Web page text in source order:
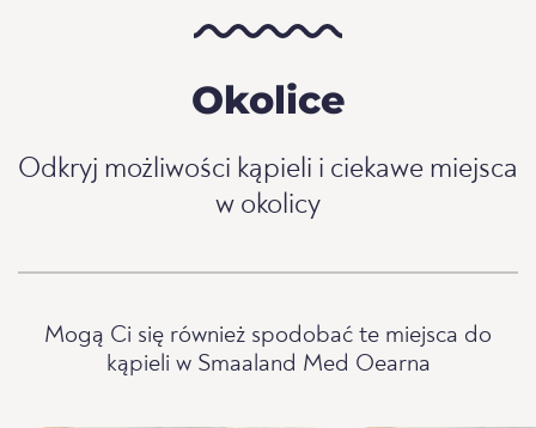
Okolice
Odkryj możliwości kąpieli i ciekawe miejsca
w okolicy
Mogą Ci się również spodobać te miejsca do
kąpieli w Smaaland Med Oearna